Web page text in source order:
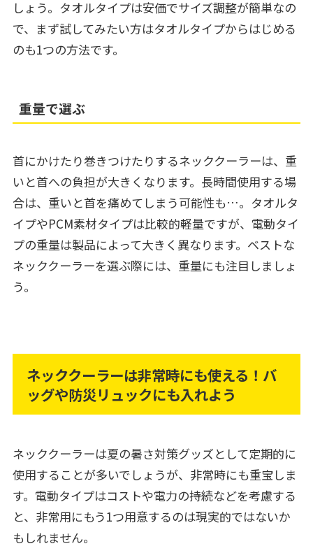
しょう。タオルタイプは安価でサイズ調整が簡単なの
で、まず試してみたい方はタオルタイプからはじめる
のも1つの方法です。
重量で選ぶ
首にかけたり巻きつけたりするネッククーラーは、重
いと首への負担が大きくなります。長時間使用する場
合は、重いと首を痛めてしまう可能性も…。タオルタ
イプやPCM素材タイプは比較的軽量ですが、電動タイ
プの重量は製品によって大きく異なります。ベストな
ネッククーラーを選ぶ際には、重量にも注目しましょ
う。
ネッククーラーは非常時にも使える！バ
ッグや防災リュックにも入れよう
ネッククーラーは夏の暑さ対策グッズとして定期的に
使用することが多いでしょうが、非常時にも重宝しま
す。電動タイプはコストや電力の持続などを考慮する
と、非常用にもう1つ用意するのは現実的ではないか
もしれません。